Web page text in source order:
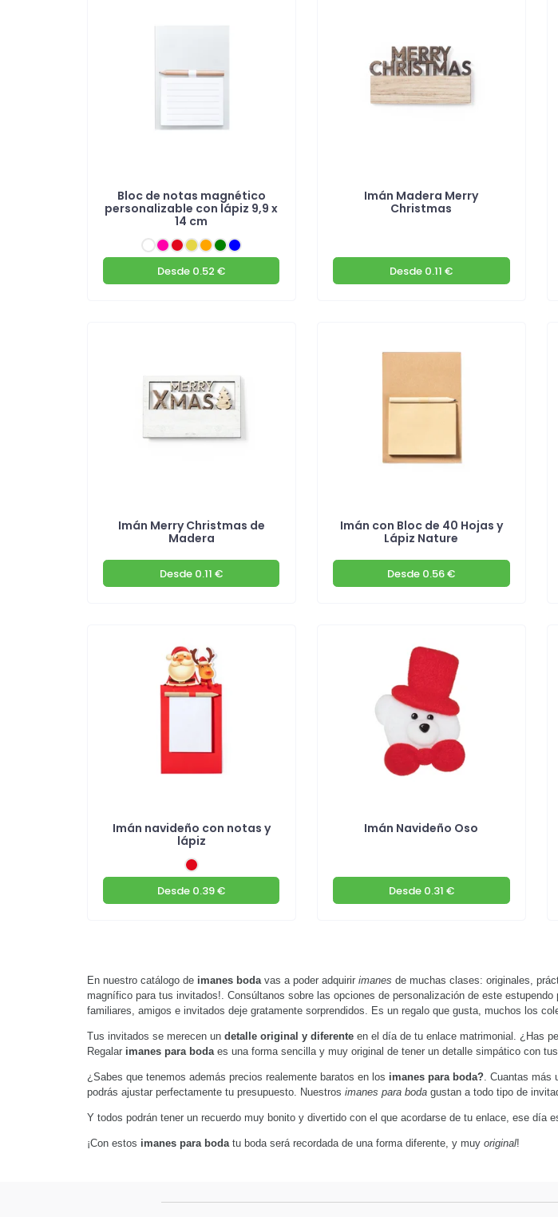
Bloc de notas magnético
personalizable con lápiz 9,9 x
14 cm
Desde 0.52 €
Imán Madera Merry
Christmas
Desde 0.11 €
Imán Merry Christmas de
Madera
Desde 0.11 €
Imán con Bloc de 40 Hojas y
Lápiz Nature
Desde 0.56 €
Imán navideño con notas y
lápiz
Desde 0.39 €
Imán Navideño Oso
Desde0.31 €
En nuestro catálogo deimanes bodavas a poder adquirir imanes de muchas clases: originales,
magnífico para tus invitados!. Consúltanos sobre las opciones de personalización de este
familiares, amigos e invitados deje gratamente sorprendidos. Es un regalo que gusta, muchos los
Tus invitados se merecen un detalle original y diferenteen el día de tu enlace matrimonial. ¿Has
Regalar imanes para bodaes una forma sencilla y muy original de tener un detalle simpático con tus
¿Sabes que tenemos además precios realemente baratos en los imanes para boda?. Cuantas más
podrás ajustar perfectamente tu presupuesto. Nuestros imanes para bodagustan a todo tipo de
Y todos podrán tener un recuerdo muy bonito y divertido con el que acordarse de tu enlace, ese día
¡Con estos imanes para bodatu boda será recordada de una forma diferente, y muy original!